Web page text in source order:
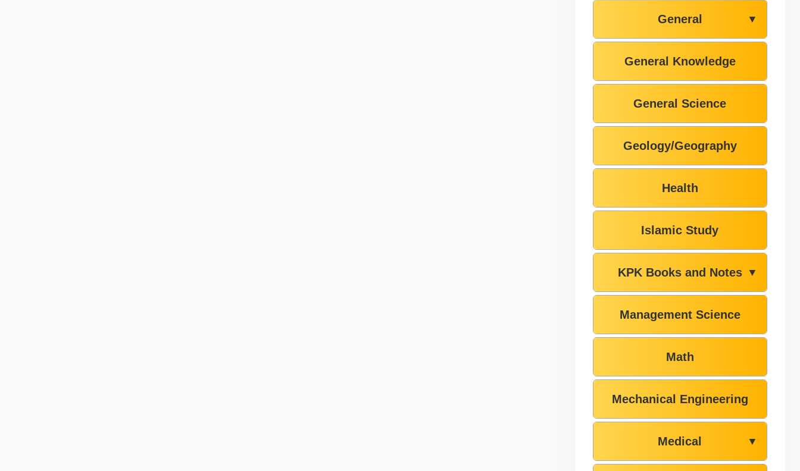
General ▼
General Knowledge
General Science
Geology/Geography
Health
Islamic Study
KPK Books and Notes ▼
Management Science
Math
Mechanical Engineering
Medical ▼